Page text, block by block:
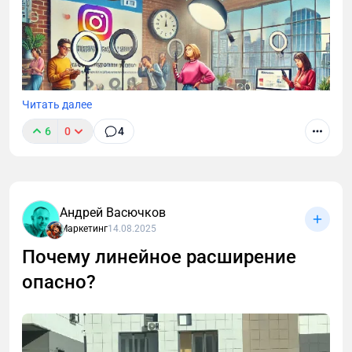
Минэкономразвития России и Ассоциации «Мой
на тему использования социальных сетей и
мессенджеров в продвижении малого и среднего
Читать далее
6 0 4
Андрей Васючков
Маркетинг14.08.2025
Почему линейное расширение
опасно?